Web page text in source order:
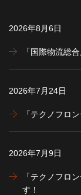
2026年8月6日
「国際物流総
2026年7月24日
「テクノフロ
2026年7月9日
「テクノフロ
す！